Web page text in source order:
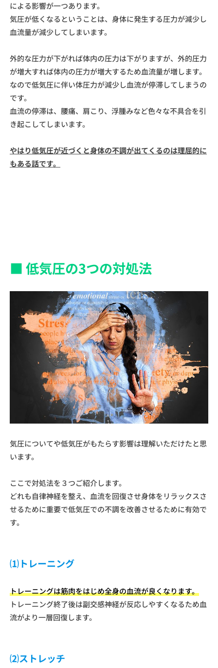
による影響が一つあります。
気圧が低くなるということは、身体に発生する圧力が減少し
血流量が減少してしまいます。
外的な圧力が下がれば体内の圧力は下がりますが、外的圧力
が増大すれば体内の圧力が増大するため血流量が増します。
なので低気圧に伴い体圧力が減少し血流が停滞してしまうの
です。
血流の停滞は、腰痛、肩こり、浮腫みなど色々な不具合を引
き起こしてしまいます。
やはり低気圧が近づくと身体の不調が出てくるのは理屈的に
もある話です。
■ 低気圧の3つの対処法
気圧についてや低気圧がもたらす影響は理解いただけたと思
います。
ここで対処法を３つご紹介します。
どれも自律神経を整え、血流を回復させ身体をリラックスさ
せるために重要で低気圧での不調を改善させるために有効で
す。
⑴トレーニング
トレーニングは筋肉をはじめ全身の血流が良くなります。
トレーニング終了後は副交感神経が反応しやすくなるため血
流がより一層回復します。
⑵ストレッチ